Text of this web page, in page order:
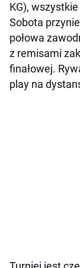
KG),
Sobota
połowa
z remisami
finałowej.
play na